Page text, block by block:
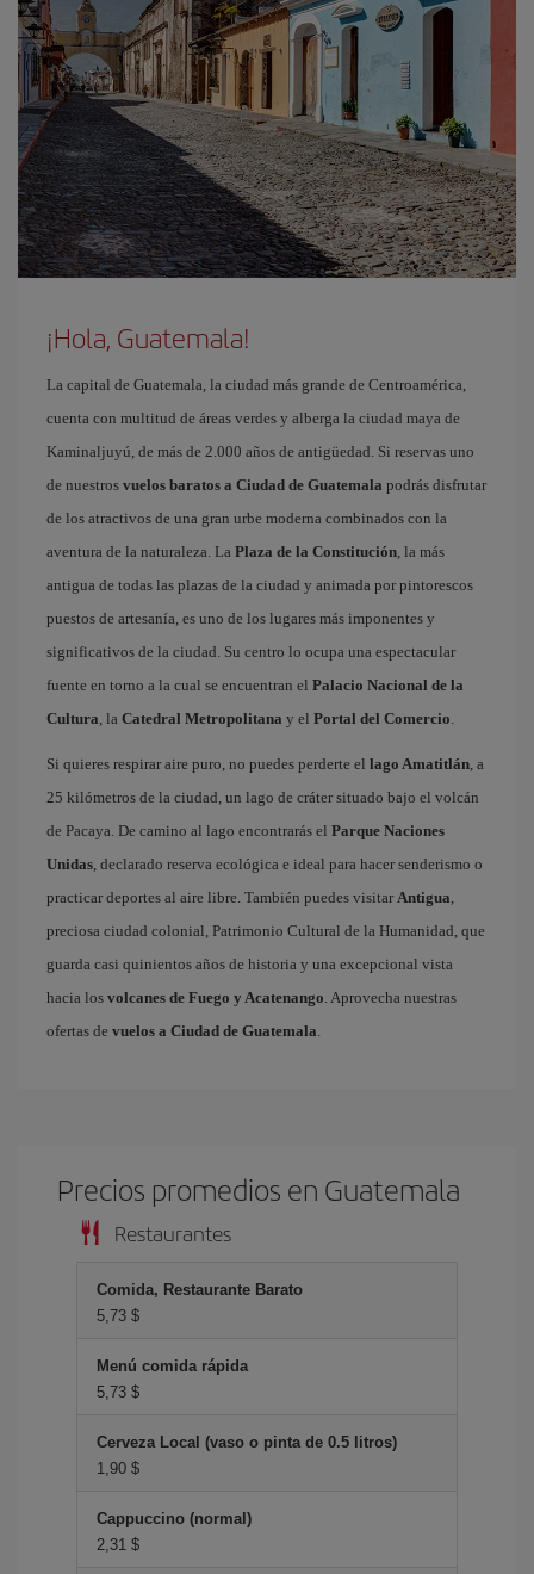
¡Hola, Guatemala!
La capital de Guatemala, la ciudad más grande de Centroamérica,
cuenta con multitud de áreas verdes y alberga la ciudad maya de
Kaminaljuyú, de más de 2.000 años de antigüedad. Si reservas uno
de nuestros vuelos baratos a Ciudad de Guatemala podrás disfrutar
de los atractivos de una gran urbe moderna combinados con la
aventura de la naturaleza. La Plaza de la Constitución, la más
antigua de todas las plazas de la ciudad y animada por pintorescos
puestos de artesanía, es uno de los lugares más imponentes y
significativos de la ciudad. Su centro lo ocupa una espectacular
fuente en torno a la cual se encuentran el Palacio Nacional de la
Cultura, la Catedral Metropolitana y el Portal del Comercio.
Si quieres respirar aire puro, no puedes perderte el lago Amatitlán, a
25 kilómetros de la ciudad, un lago de cráter situado bajo el volcán
de Pacaya. De camino al lago encontrarás el Parque Naciones
Unidas, declarado reserva ecológica e ideal para hacer senderismo o
practicar deportes al aire libre. También puedes visitar Antigua,
preciosa ciudad colonial, Patrimonio Cultural de la Humanidad, que
guarda casi quinientos años de historia y una excepcional vista
hacia los volcanes de Fuego y Acatenango. Aprovecha nuestras
ofertas de vuelos a Ciudad de Guatemala.
Precios promedios en Guatemala
Restaurantes
Comida, Restaurante Barato
5,73 $
Menú comida rápida
5,73 $
Cerveza Local (vaso o pinta de 0.5 litros)
1,90 $
Cappuccino (normal)
2,31 $